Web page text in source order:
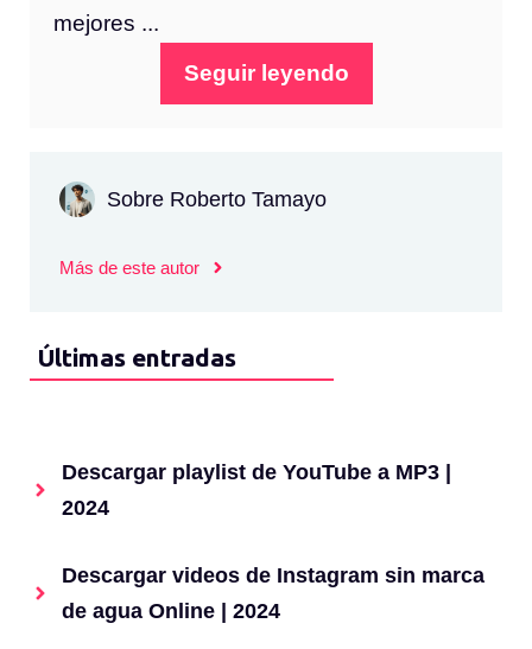
mejores ...
Seguir leyendo
Sobre Roberto Tamayo
Más de este autor
Últimas entradas
Descargar playlist de YouTube a MP3 |
2024
Descargar videos de Instagram sin marca
de agua Online | 2024